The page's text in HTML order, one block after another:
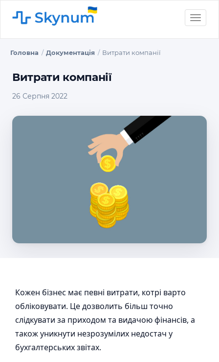
Toggle
Головна Документація Витрати компанії
Витрати компанії
26 Серпня 2022
Кожен бізнес має певні витрати, котрі варто
обліковувати. Це дозволить більш точно
слідкувати за приходом та видачою фінансів, а
також уникнути незрозумілих недостач у
бухгалтерських звітах.